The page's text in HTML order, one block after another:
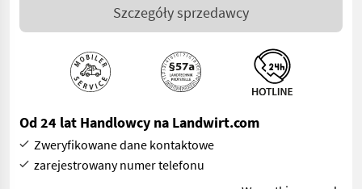
Szczegóły sprzedawcy
Od 24 lat Handlowcy na Landwirt.com
Zweryfikowane dane kontaktowe
zarejestrowany numer telefonu